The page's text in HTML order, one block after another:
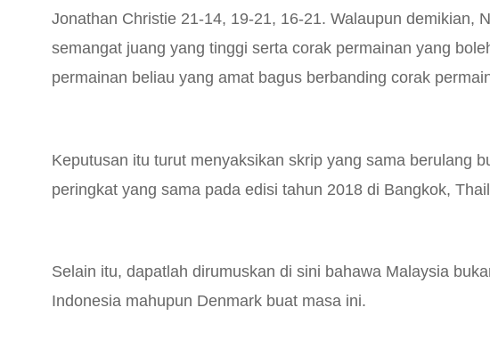
Jonathan Christie 21-14, 19-21, 16-21. Walaupun demikian,
semangat juang yang tinggi serta corak permainan yang
permainan beliau yang amat bagus berbanding corak
Keputusan itu turut menyaksikan skrip yang sama berulang
peringkat yang sama pada edisi tahun 2018 di Bangkok,
Selain itu, dapatlah dirumuskan di sini bahawa Malaysia
Indonesia mahupun Denmark buat masa ini.